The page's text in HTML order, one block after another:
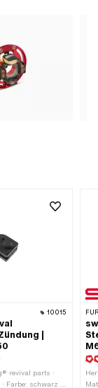
10015
|
revival parts ·
Farbe: schwarz ·